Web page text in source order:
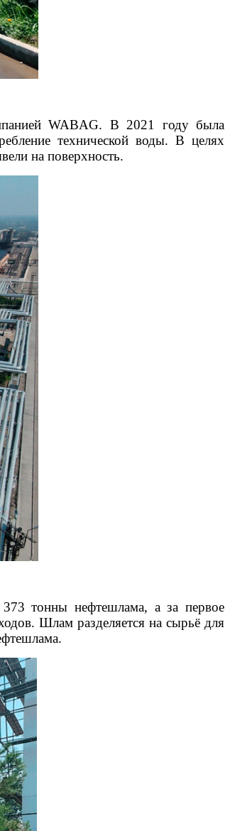
WABAG. В 2021 году была
технической воды. В целях
на поверхность.
тонны нефтешлама, а за первое
Шлам разделяется на сырьё для